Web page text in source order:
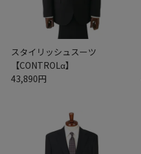
スタイリッシュスーツ
【CONTROLα】
43,890円